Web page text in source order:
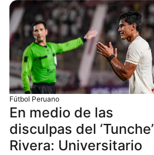
Fútbol Peruano
En medio de las
disculpas del ‘Tunche’
Rivera: Universitario